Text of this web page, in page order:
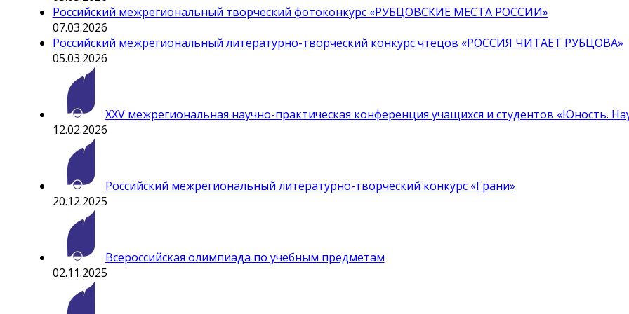
Российский межрегиональный творческий фотоконкурс «РУБЦОВСКИЕ МЕСТА РОССИИ»
07.03.2026
Российский межрегиональный литературно-творческий конкурс чтецов «РОССИЯ ЧИТАЕТ РУБЦОВА»
05.03.2026
ХXV межрегиональная научно-практическая конференция учащихся и студентов «Юность.
12.02.2026
Российский межрегиональный литературно-творческий конкурс «Грани»
20.12.2025
Всероссийская олимпиада по учебным предметам
02.11.2025